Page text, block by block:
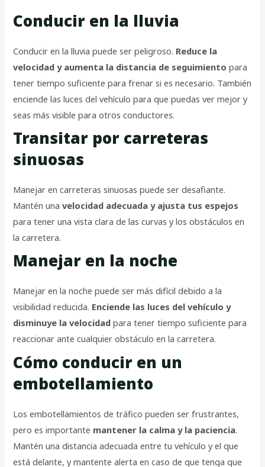
Conducir en la lluvia
Conducir en la lluvia puede ser peligroso. Reduce la
velocidad y aumenta la distancia de seguimiento para
tener tiempo suficiente para frenar si es necesario. También
enciende las luces del vehículo para que puedas ver mejor y
seas más visible para otros conductores.
Transitar por carreteras
sinuosas
Manejar en carreteras sinuosas puede ser desafiante.
Mantén unavelocidad adecuada y ajusta tus espejos
para tener una vista clara de las curvas y los obstáculos en
la carretera.
Manejar en la noche
Manejar en la noche puede ser más difícil debido a la
visibilidad reducida. Enciende las luces del vehículo y
disminuye la velocidad para tener tiempo suficiente para
reaccionar ante cualquier obstáculo en la carretera.
Cómo conducir en un
embotellamiento
Los embotellamientos de tráfico pueden ser frustrantes,
pero es importante mantener la calma y la paciencia.
Mantén una distancia adecuada entre tu vehículo y el que
está delante, y mantente alerta en caso de que tenga que